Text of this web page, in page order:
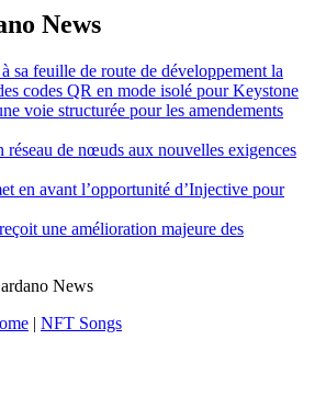
News
sa feuille de route de développement la
codes QR en mode isolé pour Keystone
voie structurée pour les amendements
réseau de nœuds aux nouvelles exigences
en avant l’opportunité d’Injective pour
une amélioration majeure des
News
| NFT Songs